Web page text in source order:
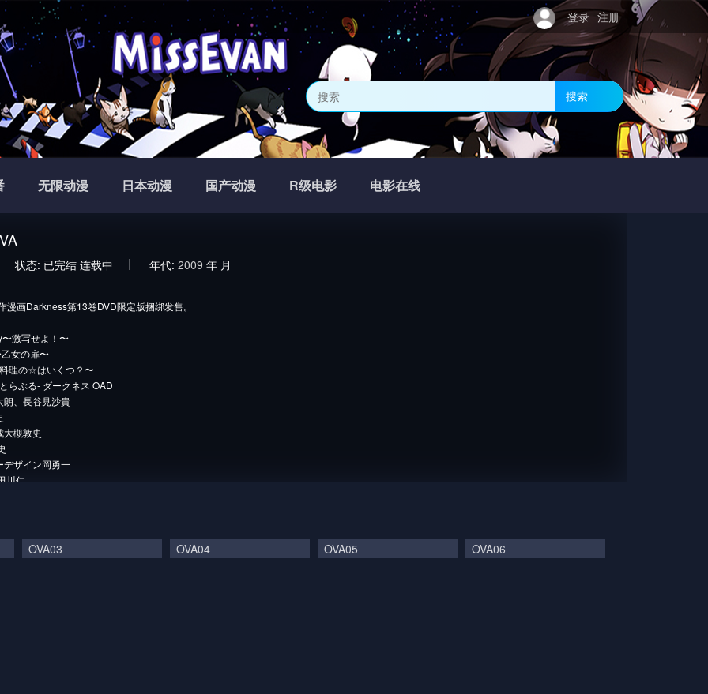
登录 注册
搜索
无限动漫 日本动漫 国产动漫 R级电影 电影在线
状态: 已完结 连载中 年代: 2009 年 月
Darkness第13巻DVD限定版捆绑发售。
写せよ！〜
女の扉〜
の☆はいくつ？〜
ぶる- ダークネス OAD
、長谷見沙貴
槻敦史
ザイン岡勇一
仁
OVA03 OVA04 OVA05 OVA06